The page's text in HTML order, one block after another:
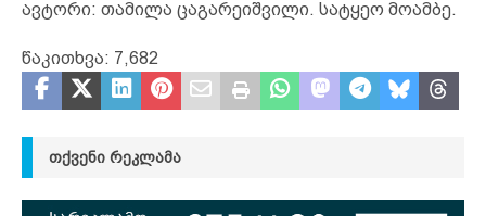
ავტორი: თამილა ცაგარეიშვილი. სატყეო მოამბე.
წაკითხვა: 7,682
ᲗᲥᲕᲔᲜᲘ ᲠᲔᲙᲚᲐᲛᲐ